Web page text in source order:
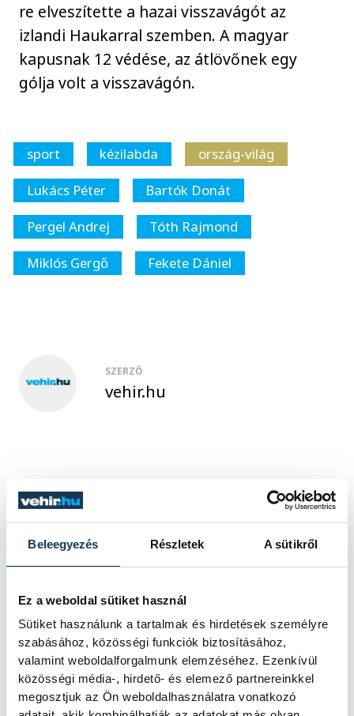
Beleegyezés Részletek A sütikről
Ez a weboldal sütiket használ
Sütiket használunk a tartalmak és hirdetések személyre
szabásához, közösségi funkciók biztosításához,
valamint weboldalforgalmunk elemzéséhez. Ezenkívül
közösségi média-, hirdető- és elemező partnereinkkel
megosztjuk az Ön weboldalhasználatra vonatkozó
re elveszítette a hazai visszavágót az
izlandi Haukarral szemben. A magyar
kapusnak 12 védése, az átlövőnek egy
gólja volt a visszavágón.
sport kézilabda
ország-világ
Lukács Péter
Bartók Donát
Pergel Andrej
Tóth Rajmond
Miklós Gergő
Fekete Dániel
SZERZŐ
vehir.hu